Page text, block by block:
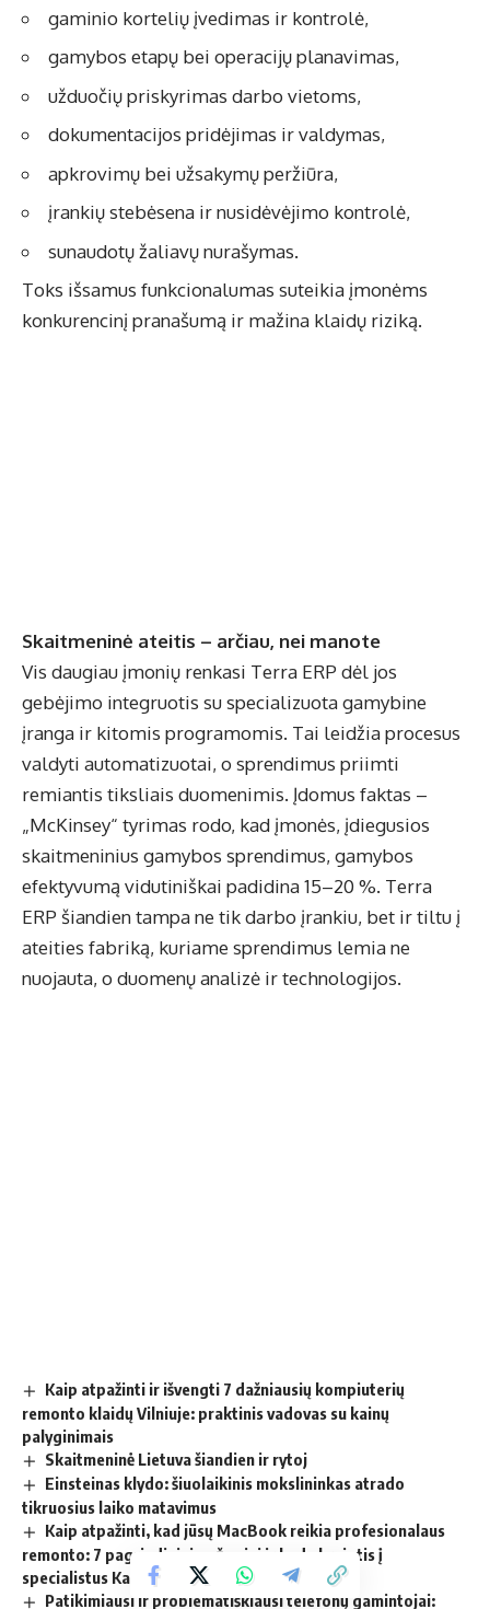
gaminio kortelių įvedimas ir kontrolė,
gamybos etapų bei operacijų planavimas,
užduočių priskyrimas darbo vietoms,
dokumentacijos pridėjimas ir valdymas,
apkrovimų bei užsakymų peržiūra,
įrankių stebėsena ir nusidėvėjimo kontrolė,
sunaudotų žaliavų nurašymas.
Toks išsamus funkcionalumas suteikia įmonėms
konkurencinį pranašumą ir mažina klaidų riziką.
Skaitmeninė ateitis – arčiau, nei manote
Vis daugiau įmonių renkasi Terra ERP dėl jos
gebėjimo integruotis su specializuota gamybine
įranga ir kitomis programomis. Tai leidžia procesus
valdyti automatizuotai, o sprendimus priimti
remiantis tiksliais duomenimis. Įdomus faktas –
„McKinsey“ tyrimas rodo, kad įmonės, įdiegusios
skaitmeninius gamybos sprendimus, gamybos
efektyvumą vidutiniškai padidina 15–20 %. Terra
ERP šiandien tampa ne tik darbo įrankiu, bet ir tiltu į
ateities fabriką, kuriame sprendimus lemia ne
nuojauta, o duomenų analizė ir technologijos.
Kaip atpažinti ir išvengti 7 dažniausių kompiuterių
remonto klaidų Vilniuje: praktinis vadovas su kainų
palyginimais
Skaitmeninė Lietuva šiandien ir rytoj
Einsteinas klydo: šiuolaikinis mokslininkas atrado
tikruosius laiko matavimus
Kaip atpažinti, kad jūsų MacBook reikia profesionalaus
remonto: 7 pagrindiniai požymiai ir kada kreiptis į
specialistus Kaune
Patikimiausi ir problematiškiausi telefonų gamintojai: